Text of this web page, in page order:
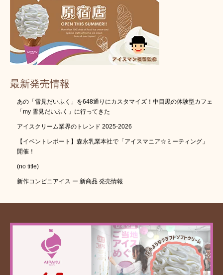
最新発売情報
あの「雪見だいふく」を648通りにカスタマイズ！中目黒の体験型カフェ
「my 雪見だいふく」に行ってきた
アイスクリーム業界のトレンド 2025-2026
【イベントレポート】森永乳業本社で「アイスマニア☆ミーティング」
開催！
(no title)
新作コンビニアイス ー 新商品 発売情報